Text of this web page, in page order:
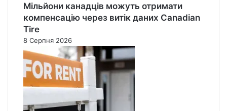
Мільйони канадців можуть отримати
компенсацію через витік даних Canadian
Tire
8 Серпня 2026